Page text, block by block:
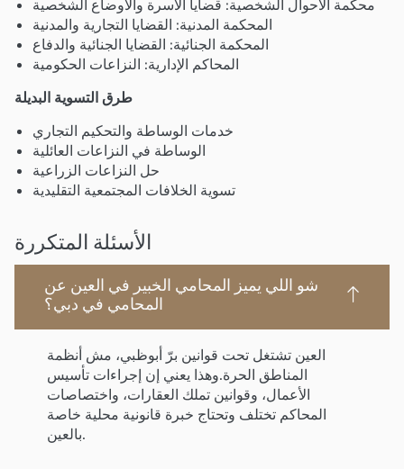
محكمة الأحوال الشخصية: قضايا الأسرة والأوضاع الشخصية
المحكمة المدنية: القضايا التجارية والمدنية
المحكمة الجنائية: القضايا الجنائية والدفاع
المحاكم الإدارية: النزاعات الحكومية
طرق التسوية البديلة
خدمات الوساطة والتحكيم التجاري
الوساطة في النزاعات العائلية
حل النزاعات الزراعية
تسوية الخلافات المجتمعية التقليدية
الأسئلة المتكررة
شو اللي يميز المحامي الخبير في العين عن
المحامي في دبي؟
العين تشتغل تحت قوانين برّ أبوظبي، مش أنظمة
المناطق الحرة.وهذا يعني إن إجراءات تأسيس
الأعمال، وقوانين تملك العقارات، واختصاصات
المحاكم تختلف وتحتاج خبرة قانونية محلية خاصة
بالعين.